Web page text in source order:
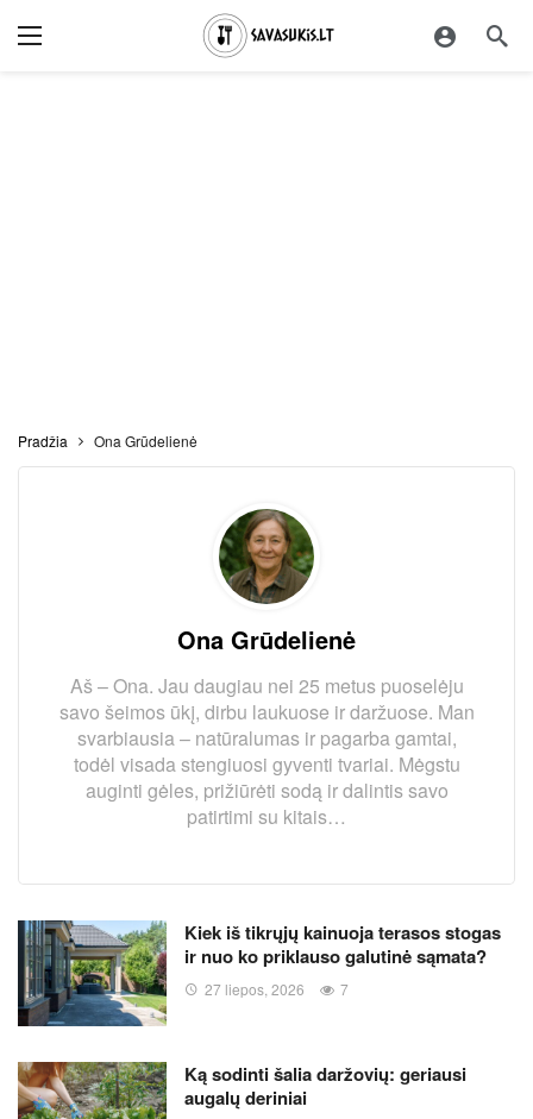
Pradžia Ona Grūdelienė
Ona Grūdelienė
Aš – Ona. Jau daugiau nei 25 metus puoselėju
savo šeimos ūkį, dirbu laukuose ir daržuose. Man
svarbiausia – natūralumas ir pagarba gamtai,
todėl visada stengiuosi gyventi tvariai. Mėgstu
auginti gėles, prižiūrėti sodą ir dalintis savo
patirtimi su kitais…
Kiek iš tikrųjų kainuoja terasos stogas
ir nuo ko priklauso galutinė sąmata?
27 liepos, 2026 7
Ką sodinti šalia daržovių: geriausi
augalų deriniai